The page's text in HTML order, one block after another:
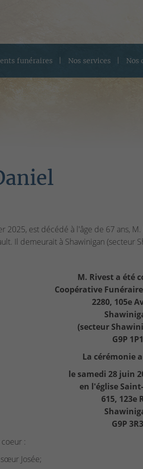
funéraires Nos services Nos
2025, est décédé à l'âge de 67 ans,
Il demeurait à Shawinigan (secteur
M. Rivest a été
Coopérative
2280, 105e
(secteur
G9P 1P1
La cérémonie
le samedi 28 juin
en l'église
615, 123e
G9P 3R3
:
Josée;